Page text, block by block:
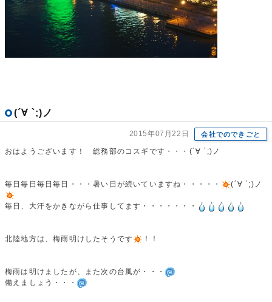
(´∀ `;)ノ
2015年07月22日 会社でのできごと
おはようございます！ 総務部のコスギです・・・(´∀ `;)ノ
毎日毎日毎日毎日・・・暑い日が続いていますね・・・・・ (´∀ `;)ノ
毎日、大汗をかきながら仕事してます・・・・・・・
北陸地方は、梅雨明けしたそうです ！！
梅雨は明けましたが、また次の台風が・・・
備えましょう・・・